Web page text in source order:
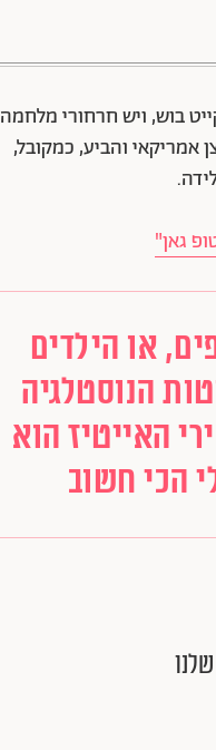
בוש, ויש חרחורי מלחמה
ל-1986?"' כך התבדח לו צייצן אמריקאי והביע, כמקובל,
גאן"
או הילדים
הנוסטלגיה
האייטיז הוא
הכי חשוב